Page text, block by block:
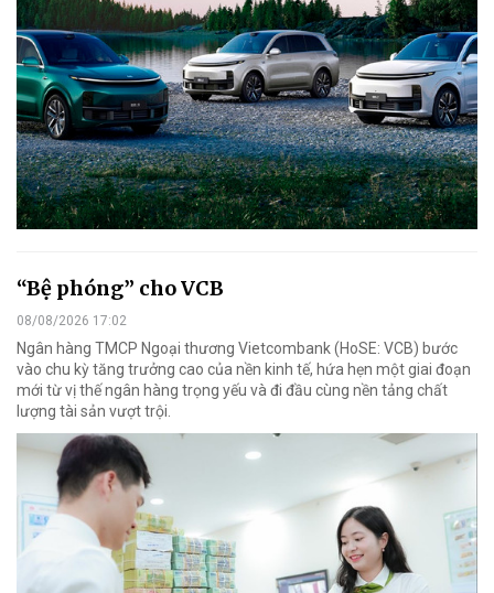
“Bệ phóng” cho VCB
08/08/2026 17:02
Ngân hàng TMCP Ngoại thương Vietcombank (HoSE: VCB) bước
vào chu kỳ tăng trưởng cao của nền kinh tế, hứa hẹn một giai đoạn
mới từ vị thế ngân hàng trọng yếu và đi đầu cùng nền tảng chất
lượng tài sản vượt trội.